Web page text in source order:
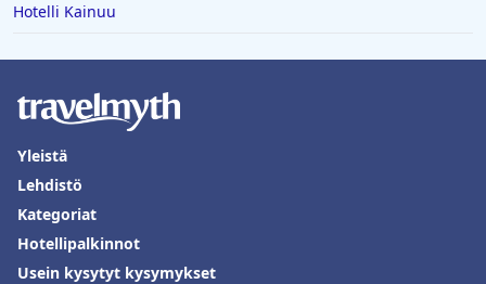
Hotelli Kainuu
Yleistä
Lehdistö
Kategoriat
Hotellipalkinnot
Usein kysytyt kysymykset